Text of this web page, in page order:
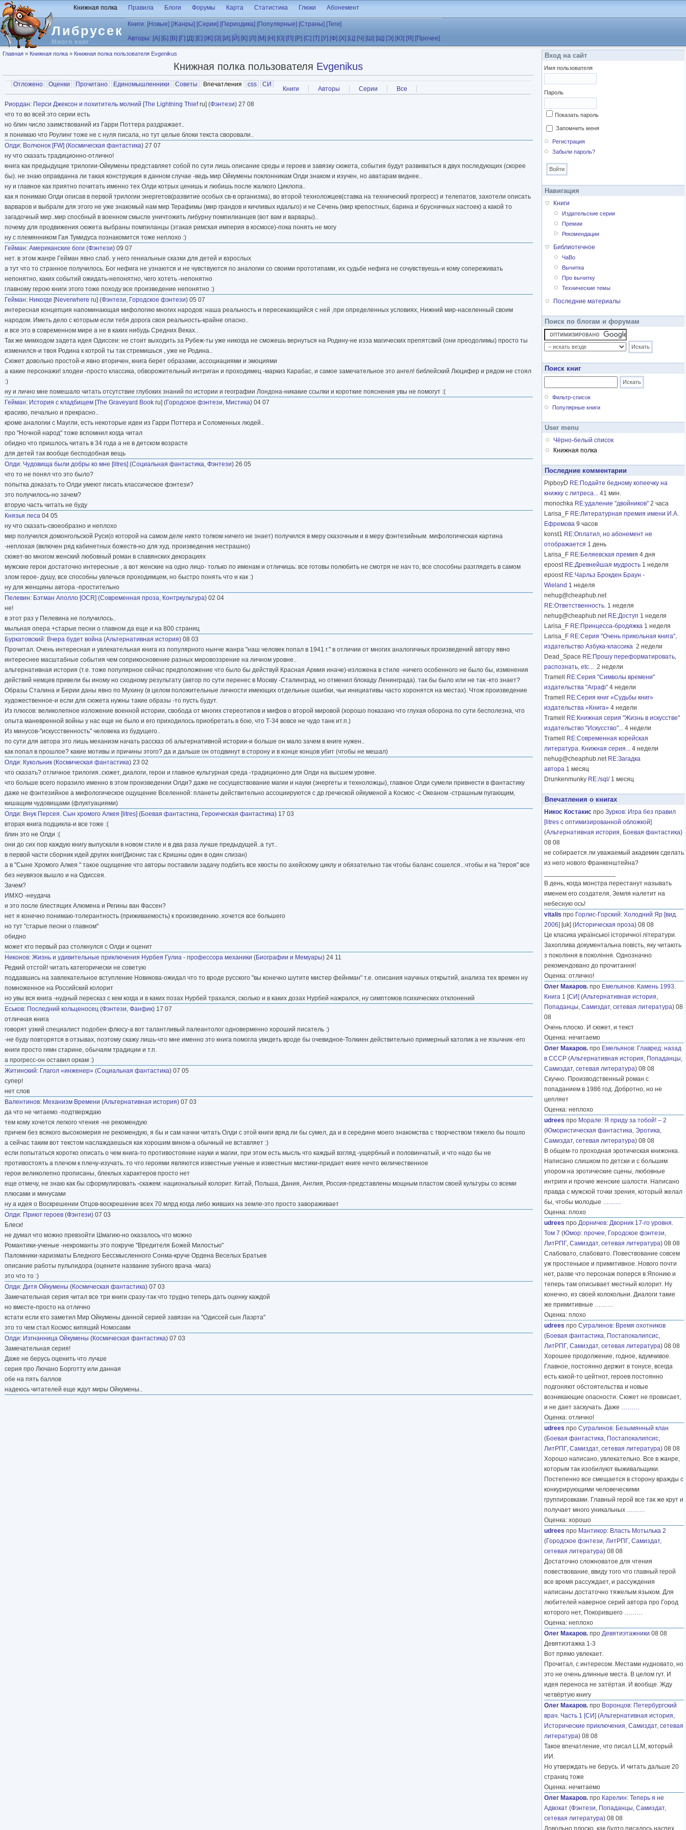
Перейти к основному содержанию
Либрусек
Много книг
Книжная полка Правила Блоги Форумы Карта Статистика Глюки Абонемент
Книги: [Новые] [Жанры] [Серии] [Периодика] [Популярные] [Страны] [Теги]
Авторы: [А] [Б] [В] [Г] [Д] [Е] [Ж] [З] [И] [Й] [К] [Л] [М] [Н] [О] [П] [Р] [С] [Т] [У] [Ф] [Х] [Ц] [Ч] [Ш] [Щ] [Э] [Ю] [Я] [Прочее]
Вы здесь
Главная » Книжная полка » Книжная полка пользователя Evgenikus
Книжная полка пользователя Evgenikus
Главные вкладки
Отложено Оценки Прочитано Единомышленники Советы Впечатления (активная вкладка)
css СИ
Вторичные вкладки Книги Авторы Серии Все
Риордан: Перси Джексон и похититель молний [The Lightning Thiefru] (Фэнтези) 27 08
что то во всей это серии есть
но блин число заимствований из Гарри Поттера раздражает..
я понимаю что Роулинг тоже не с нуля писала, но тут целые блоки текста своровали..
Олди: Волчонок [FW] (Космическая фантастика) 27 07
ну что сказать традиционно-отлично!
книга как предыдущие трилогии-Ойкумены представляет собой по сути лишь описание среды и героев и завязку сюжета, события будут развиваться в двух последующих (скорее
бы). не знаю оправданна ли такая конструкция в данном случае -ведь мир Ойкумены поклонникам Олди знаком и изучен, но аватарам виднее..
ну и главное как приятно почитать именно тех Олди котрых ценишь и любишь после жалкого Циклопа..
как я понимаю Олди описав в первой трилогии энергетов(развитие особых св-в организма), во второй техноложцев(ставка на технический прогресс) и телепатов, захотели описать
варваров и выбрали для этого не уже знакомый нам мир Терафимы (мир грандов и кичливых идальго) и не Сечень (мир крепостных, барина и брусничных настоек) а какой то
загадочный мир..мир спосбный в военном смысле уничтожить либурну помпилианцев (вот вам и варвары)..
почему для продвижения сюжета выбраны помпиланцы (этакая римская империя в космосе)-пока понять не могу
ну с племянником Гая Тумидуса познакомится тоже неплохо :)
Гейман: Американские боги (Фэнтези) 09 07
нет. в этом жанре Гейман явно слаб. у него гениальные сказки для детей и взрослых
а тут что то странное получилось. Бог нефига не узнаются и не чувствуются по аналогии со своими прототипами, их судьбе нефига не сочувствуешь-и кому сопереживать
непонятно, каких событий ожидать-непонятно, чего хотеть -непонятно
главному герою книги этого тоже походу все произведение непонятно :)
Гейман: Никогде [Neverwhere ru] (Фэнтези, Городское фэнтези) 05 07
интересная концепция напоминающая мифологию многих народов: наша реальность и пересекающийся с ней ,при определенных условиях, Нижний мир-населенный своим
народом. Иметь дело с которым если тебя дорога своя реальность-крайне опасно..
и все это в современном мире а не в каких нибудь Средних Веках..
Так же мимходом задета идея Одиссеи: не стоит выходить за Рубеж-ты уже никогда не сможешь вернуться на Родину-не изза магических препятсвий (они преодолимы) просто ты
изменился-и твоя Родина к котрой ты так стремишься , уже не Родина..
Сюжет довольно простой-и явно вторичен, книга берет образами, ассоциациями и эмоциями
а какие персонажи! злодеи -просто классика, обворожительный интриган и проходимец -маркиз Карабас, и самое замечательное это ангел! библейский Люцифер и рядом не стоял
:)
ну и лично мне помешало читать отсутствие глубоких знаний по истории и географии Лондона-никакие ссылки и короткие пояснения увы не помогут :(
Гейман: История с кладбищем [The Graveyard Book ru] (Городское фэнтези, Мистика) 04 07
красиво, печально и прекрасно..
кроме аналогии с Маугли, есть некоторые идеи из Гарри Поттера и Соломенных людей..
про "Ночной народ" тоже вспомнил когда читал
обидно что пришлось читать в 34 года а не в детском возрасте
для детей так вообще бесподобная вещь
Олди: Чудовища были добры ко мне [litres] (Социальная фантастика, Фэнтези) 26 05
что то не понял что это было?
попытка доказать то Олди умеют писать классическое фэнтези?
это получилось-но зачем?
вторую часть читать не буду
Князья леса 04 05
ну что сказать-своеобразно и неплохо
мир получился домонгольской Руси(о которой на самом деле никто толком ничего не знает) получился в меру сказочным и в меру фэнтезийным. мифологическая картина
-неплохая (включен ряд кабинетных божеств-но для худ. произведения нестрашно)
сюжет-во многом женский любовный роман в славянских декорациях
мужские герои достаточно интересные , а вот женские на одно лицо- только по именам и отличишь: все готовы полюбить не смотря не нач то, все способны разглядеть в самом
злом герое- душу, все способны увлечься проходимцем, но быстро понять что и как :)
ну для женщины автора -простительно
Пелевин: Бэтман Аполло [OCR] (Современная проза, Контркультура) 02 04
не!
в этот раз у Пелевина не получилось..
мыльная опера +старые песни о главном да еще и на 800 страниц
Буркатовский: Вчера будет война (Альтернативная история) 08 03
Прочитал. Очень интересная и увлекательная книга из популярного нынче жанра "наш человек попал в 1941 г." в отличии от многих аналогичных произведений автору явно
интереснее масштабные события чем соприкосновение разных мировоззрение на личном уровне..
альтернативная история (т.е. тоже популярное сейчас предположение что было бы действуй Красная Армия иначе)-изложена в стиле -ничего особенного не было бы, изменения
действий немцев привели бы иному но сходному результату (автор по сути перенес в Москву -Сталинград, но отменил блокаду Ленинграда). так бы было или не так -кто знает?
Образы Сталина и Берии даны явно по Мухину (в целом положительные личности имеющих отдельные ошибки, чьи инициативы часто хоронятся на местах). Чтож произведение
художественное-и если для сюжета нужны такие образы -то пусть будут.
Из плюсов: великолепное изложение военной истории, свобода от многих стереотипов и мифов о второй мировой (хорошо показано что глухая оборона по сути бесполезна, что
опыта маневренной войны у нас еще не было и его приходилось приобретать в бою, что Т-34 вовсе не чудо танк ит.п.)
Из минусов-"искусственность" человека из будущего..
по сути для автора это лишь механизм начать рассказ об альтернативной истории-и больше он мало зачем в книге нужен..
как попал в прошлое? какие мотивы и причины этого? да и дальше он отодвинут в сторону и в конце концов убит (чтобы не мешал)
Олди: Кукольник (Космическая фантастика) 23 02
что сказать? отличное трилогия..сюжет, диалоги, герои и главное культурная среда -традиционно для Олди на высшем уровне.
что больше всего поразило именно в этом произведении Олди? даже не сосуществование магии и науки (энергеты и техноложцы), главное Олди сумели привнести в фантастику
даже не фэнтезийное а мифологическое ощущение Вселенной: планеты действительно ассоциируются с др.греческой ойкуменой а Космос -с Океаном -страшным пугающим,
кишащим чудовищами (флуктуациями)
Олди: Внук Персея. Сын хромого Алкея [litres] (Боевая фантастика, Героическая фантастика) 17 03
вторая книга подцикла-и все тоже :(
блин это не Олди :(
они до сих пор каждую книгу выпускали в новом стиле и в два раза лучше предыдущей..а тут..
в первой части сборник идей других книг(Дионис так с Кришны один в один слизан)
а в "Сыне Хромого Алкея " такое ощущение что авторы поставили задачу подбить все хвосты по ахейскому циклу и обязательно так чтобы баланс сошелся...чтобы и на "героя" все
без неувязок вышло и на Одиссея.
Зачем?
ИМХО -неудача
и это после блестящих Алюмена и Регины ван Фассен?
нет я конечно понимаю-толерантность (приживаемость) к произведению..хочется все большего
но тут "старые песни о главном"
обидно
может кто первый раз столкнулся с Олди и оценит
Никонов: Жизнь и удивительные приключения Нурбея Гулиа - профессора механики (Биографии и Мемуары) 24 11
Редкий отстой! читать категорически не советую
поддавшись на завлекательное вступление Новикова-ожидал что то вроде русского "вы конечно шутите мистер фейнман" т.е. описания научных открытий, анализа тех времен ну
помноженное на Российский колорит
но увы вся книга -нудный пересказ с кем когда и в каких позах Нурбей трахался, сколько и в каких дозах Нурбей нажрался, ну симптомов психических отклонений
Еськов: Последний кольценосец (Фэнтези, Фанфик) 17 07
отличная книга
говорят узкий специалист подобен флюсу-а вот талантливый палеантолог одноверменно хороший писатель :)
-не буду повторятся в отзывах, поэтому скажу лишь-что мне именно это книга помогла увидеть вроде бы очевидное-Толкиен действительно примерный католик а не язычник -его
книги просто гимн старине, обычаям традиции и т.п.
а прогресс-он оставил оркам :)
Житинский: Глагол «инженер» (Социальная фантастика) 07 05
супер!
нет слов
Валентинов: Механизм Времени (Альтернативная история) 07 03
да что не читаемо -подтверждаю
тем кому хочется легкого чтения -не рекомендую
причем без всякого высокомерия не рекомендую, я бы и сам начни читать Олди с этой книги вряд ли бы сумел, да и в середине моего знакомства с творчеством тяжело бы пошло
а сейчас таким вот текстом наслаждаешься как хорошим вином-а обычный не вставляет :)
если попытаться коротко описать о чем книга-то противостояние науки и магии, при этом есть мысль что каждый взгляд -ущербный и половинчатый, и что надо бы не
противостоять а плечом к плечу-изучать..то что героями являются известные ученые и известные мистики-придает книге нечто величественное
герои великолепно прописаны, блеклых характеров просто нет
еще отмечу, не знаю как бы сформулировать -скажем: национальный колорит. Китай, Польша, Дания, Англия, Россия-представлены мощным пластом своей культуры со всеми
плюсами и минусами
ну а идея о Воскрешении Отцов-воскрешение всех 70 млрд когда либо живших на земле-это просто завораживает
Олди: Приют героев (Фэнтези) 07 03
Блеск!
не думал что можно превзойти Шмагию-но оказалось что можно
Романтики-ученые -некроманты это покруче "Вредителя Божей Милостью"
Паломники-харизматы Бледного Бессмысленного Сонма-круче Ордена Веселых Братьев
описание работы пульпидора (оцените название зубного врача -мага)
это что то :)
Олди: Дитя Ойкумены (Космическая фантастика) 07 03
Замечательная серия читал все три книги сразу-так что трудно теперь дать оценку каждой
но вместе-просто на отлично
кстати если кто заметил Мир Ойкумены данной серией завязан на "Одиссей сын Лаэрта"
это то чем стал Космос кипящий Номосами
Олди: Изгнанница Ойкумены (Космическая фантастика) 07 03
Замечательная серия!
Даже не берусь оценить что лучше
серия про Лючано Борготту или данная
обе на пять баллов
надеюсь читателей еще ждут миры Ойкумены..
Вход на сайт
Имя пользователя
Пароль
Показать пароль
Запомнить меня
Регистрация
Забыли пароль?
Навигация
Книги
Издательские серии
Премии
Рекомендации
Библиотечное
ЧаВо
Вычитка
Про вычитку
Технические темы
Последние материалы
Поиск по блогам и форумам
Поиск книг
Фильтр-список
Популярные книги
User menu
Чёрно-белый список
Книжная полка
Последние комментарии
PipboyD RE:Подайте бедному копеечку на
книжку с литреса... 41 мин.
monochka RE:удаление "двойников" 2 часа
Larisa_F RE:Литературная премия имени И.А.
Ефремова 9 часов
konst1 RE:Оплатил, но абонемент не
отображается 1 день
Larisa_F RE:Беляевская премия 4 дня
epoost RE:Древнейшая мудрость 1 неделя
epoost RE:Чарльз Брокден Браун -
Wieland 1 неделя
nehug@cheaphub.net
RE:Ответственность. 1 неделя
nehug@cheaphub.net RE:Доступ 1 неделя
Larisa_F RE:Принцесса-бродяжка 1 неделя
Larisa_F RE:Серия "Очень прикольная книга",
издательство Азбука-классика 2 недели
Dead_Space RE:Прошу переформатировать,
распознать, etc... 2 недели
Tramell
RE:Серия "Символы времени"
издательства "Аграф" 4 недели
Tramell
RE:Серия книг «Судьбы книг»
издательства «Книга» 4 недели
Tramell
RE:Книжная серия "Жизнь в искусстве"
издательство "Искусство"... 4 недели
Tramell
RE:Современная корейская
литература. Книжная серия... 4 недели
nehug@cheaphub.net RE:Загадка
автора 1 месяц
Drunkenmunky RE:/sql/ 1 месяц
Впечатления о книгах
Никос Костакис про Зурков: Игра без правил
[litres с оптимизированной обложкой]
(Альтернативная история, Боевая фантастика)
08 08
не собирается ли уважаемый академик сделать
из него нового Франкенштейна?
В день, когда монстра перестанут называть
именем его создателя, Земля налетит на
небесную ось!
vitalis про Горлис-Горский: Холодний Яр [вид.
2006] [uk] (Историческая проза) 08 08
Це класика української історичної літератури.
Захоплива документальна повість, яку читають
з покоління в покоління. Однозначно
рекомендовано до прочитання!
Оценка: отлично!
Олег Макаров. про Емельянов: Камень 1993.
Книга 1 [СИ] (Альтернативная история,
Попаданцы, Самиздат, сетевая литература) 08
08
Очень плоско. И сюжет, и текст
Оценка: нечитаемо
Олег Макаров. про Емельянов: Главред: назад
в СССР (Альтернативная история, Попаданцы,
Самиздат, сетевая литература) 08 08
Скучно. Производственный роман с
попаданием в 1986 год. Добротно, но не
цепляет
Оценка: неплохо
udrees про Морале: Я приду за тобой! – 2
(Юмористическая фантастика, Эротика,
Самиздат, сетевая литература) 08 08
В общем-то проходная эротическая книжонка.
Написано слишком по детски и с большим
упором на эротические сцены, любовные
интриги и прочие женские шалости. Написано
правда с мужской точки зрения, который желал
бы, чтобы молодые ………
Оценка: плохо
udrees про Дорничев: Дворник 17-го уровня.
Том 7 (Юмор: прочее, Городское фэнтези,
ЛитРПГ, Самиздат, сетевая литература) 08 08
Слабовато, слабовато. Повествование совсем
уж простенькое и примитивное. Нового почти
нет, разве что персонаж поперся в Японию и
теперь там описывает местный колорит. Ну
конечно, из своей колокольни. Диалоги такие
же примитивные ………
Оценка: плохо
udrees про Сугралинов: Время охотников
(Боевая фантастика, Постапокалипсис,
ЛитРПГ, Самиздат, сетевая литература) 08 08
Хорошее продолжение, годное, вдумчивое.
Главное, постоянно держит в тонусе, всегда
есть какой-то цейтнот, героев постоянно
подгоняют обстоятельства и новые
возникающие опасности. Сюжет не провисает,
и не дает заскучать. Даже ………
Оценка: отлично!
udrees про Сугралинов: Безымянный клан
(Боевая фантастика, Постапокалипсис,
ЛитРПГ, Самиздат, сетевая литература) 08 08
Хорошо написано, увлекательно. Все в жанре,
которым так изобилуют выживальщики.
Постепенно все смещается в сторону вражды с
конкурирующими человеческими
группировками. Главный герой все так же крут и
получает много уникальных ………
Оценка: хорошо
udrees про Мантикор: Власть Мотылька 2
(Городское фэнтези, ЛитРПГ, Самиздат,
сетевая литература) 08 08
Достаточно сложноватое для чтения
повествование, ввиду того что главный герой
все время рассуждает, и рассуждения
написаны достаточно тяжелым языком. Для
любителей наверное серий автора про Город
которого нет, Покорившего ………
Оценка: неплохо
Олег Макаров. про Девятиэтажники 08 08
Девятиэтажка 1-3
Вот прямо увлекает.
Прочитал, с интересом. Местами нудновато, но
это не очень длинные места. В целом гут. И
идея переноса не затёртая. И вообще. Жду
четвёртую книгу
Олег Макаров. про Воронцов: Петербургский
врач. Часть 1 [СИ] (Альтернативная история,
Исторические приключения, Самиздат, сетевая
литература) 08 08
Такое впечатление, что писал LLM, который
ИИ.
Но утверждать не берусь. И читать дальше 20
страниц тоже
Оценка: нечитаемо
Олег Макаров. про Карелин: Теперь я не
Адвокат (Фэнтези, Попаданцы, Самиздат,
сетевая литература) 08 08